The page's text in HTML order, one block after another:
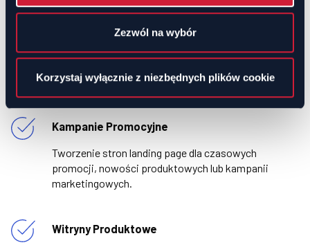
Zezwól na wybór
Korzystaj wyłącznie z niezbędnych plików cookie
Kampanie Promocyjne
Tworzenie stron landing page dla czasowych
promocji, nowości produktowych lub kampanii
marketingowych.
Witryny Produktowe